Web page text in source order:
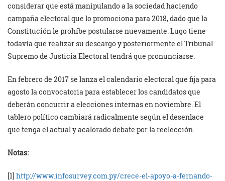
considerar que está manipulando a la sociedad haciendo
campaña electoral que lo promociona para 2018, dado que la
Constitución le prohíbe postularse nuevamente. Lugo tiene
todavía que realizar su descargo y posteriormente el Tribunal
Supremo de Justicia Electoral tendrá que pronunciarse.
En febrero de 2017 se lanza el calendario electoral que fija para
agosto la convocatoria para establecer los candidatos que
deberán concurrir a elecciones internas en noviembre. El
tablero político cambiará radicalmente según el desenlace
que tenga el actual y acalorado debate por la reelección.
Notas:
[1] http://www.infosurvey.com.py/crece-el-apoyo-a-fernando-